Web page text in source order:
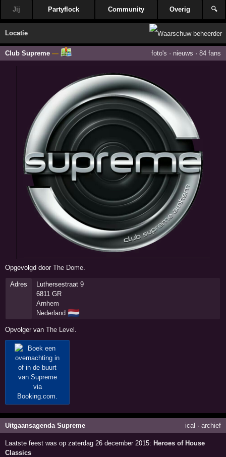
Jij Partyflock Community Overig 🔍
Locatie
Club Supreme — foto's · nieuws · 84 fans
Opgevolgd doorThe Dome
Adres
Luthersestraat 9
6811 GR
Arnhem
Nederland 🇳🇱
Opvolger vanThe Level .
Uitgaansagenda Supreme ical · archief
Laatste feest was op zaterdag 26 december 2015:Heroes of House
Classics